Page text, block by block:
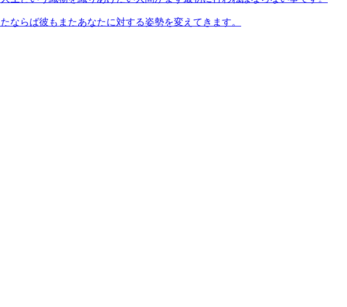
ならば彼もまたあなたに対する姿勢を変えてきます。